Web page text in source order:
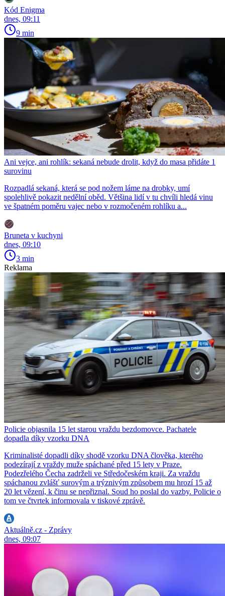
Kód Enigma
dnes, 09:11
9 min
Ani vejce, ani rohlík: sekaná nebude drolit, když do masa přidáte 1
surovinu
Rozpadlá sekaná, která se pod nožem láme na drobky, umí
spolehlivě pokazit nedělní oběd. Většina lidí v tu chvíli hledá vinu
ve špatném poměru vajec nebo v rozmočeném rohlíku a...
Bruneta v kuchyni
dnes, 09:10
3 min
Reklama
Policie objasnila 15 let starou vraždu bezdomovce. Pachatele
dopadla díky vzorku DNA
Kriminalisté dopadli díky shodě vzorku DNA člověka, kterého
podezírají z vraždy muže spáchané před 15 lety v Praze.
Podezřelého Čecha zadrželi ve Středočeském kraji. Za vraždu
spáchanou zvlášť surovým a trýznivým způsobem mu hrozí 15 až
20 let vězení, k činu se nepřiznal. Soud ho poslal do vazby. Policie o
tom ve čtvrtek informovala v tiskové zprávě.
Aktuálně.cz - Zprávy
dnes, 09:07